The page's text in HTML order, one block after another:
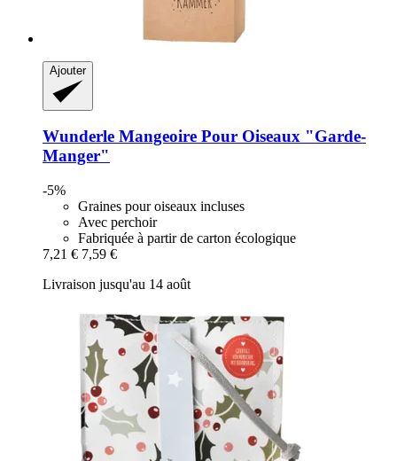
Ajouter
Wunderle Mangeoire Pour Oiseaux "Garde-​
Manger"
-5%
Graines pour oiseaux incluses
Avec perchoir
Fabriquée à partir de carton écologique
7,21 € 7,59 €
Livraison jusqu'au 14 août